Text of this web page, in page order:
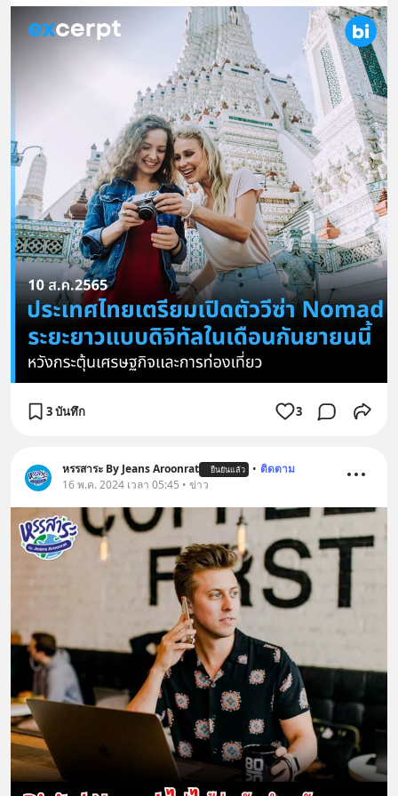
3 บันทึก 3
หรรสาระ By Jeans Aroonrat ยืนยันแล้ว • ติดตาม
16 พ.ค. 2024 เวลา 05:45 • ข่าว